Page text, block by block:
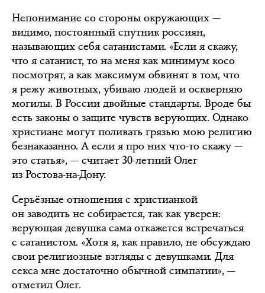
Непонимание со стороны окружающих —
видимо, постоянный спутник россиян,
называющих себя сатанистами. «Если я скажу,
что я сатанист, то на меня как минимум косо
посмотрят, а как максимум обвинят в том, что
я режу животных, убиваю людей и оскверняю
могилы. В России двойные стандарты. Вроде бы
есть законы о защите чувств верующих. Однако
христиане могут поливать грязью мою религию
безнаказанно. А если я про них что-то скажу —
это статья», — считает 30-летний Олег
из Ростова-на-Дону.
Серьёзные отношения с христианкой
он заводить не собирается, так как уверен:
верующая девушка сама откажется встречаться
с сатанистом. «Хотя я, как правило, не обсуждаю
свои религиозные взгляды с девушками. Для
секса мне достаточно обычной симпатии», —
отметил Олег.